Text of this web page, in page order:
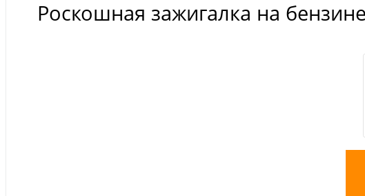
Роскошная зажигалка на